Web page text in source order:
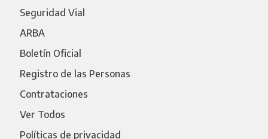
Seguridad Vial
ARBA
Boletín Oficial
Registro de las Personas
Contrataciones
Ver Todos
Políticas de privacidad